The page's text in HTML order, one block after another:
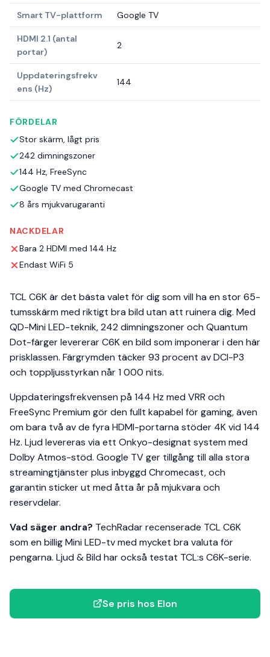
Smart TV-plattform Google TV
HDMI 2.1 (antal
portar)
2
Uppdateringsfrekv
ens (Hz)
144
FÖRDELAR
Stor skärm, lågt pris
242 dimningszoner
144 Hz, FreeSync
Google TV med Chromecast
8 års mjukvarugaranti
NACKDELAR
Bara 2 HDMI med 144 Hz
Endast WiFi 5
TCL C6K är det bästa valet för dig som vill ha en stor 65-
tumsskärm med riktigt bra bild utan att ruinera dig. Med
QD-Mini LED-teknik, 242 dimningszoner och Quantum
Dot-färger levererar C6K en bild som imponerar i den här
prisklassen. Färgrymden täcker 93 procent av DCI-P3
och toppljusstyrkan når 1 000 nits.
Uppdateringsfrekvensen på 144 Hz med VRR och
FreeSync Premium gör den fullt kapabel för gaming, även
om bara två av de fyra HDMI-portarna stöder 4K vid 144
Hz. Ljud levereras via ett Onkyo-designat system med
Dolby Atmos-stöd. Google TV ger tillgång till alla stora
streamingtjänster plus inbyggd Chromecast, och
garantin sticker ut med åtta år på mjukvara och
reservdelar.
Vad säger andra? TechRadar recenserade TCL C6K
som en billig Mini LED-tv med mycket bra valuta för
pengarna. Ljud & Bild har också testat TCL:s C6K-serie.
Se pris hos Elon